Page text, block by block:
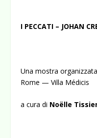
I PECCATI – JOHAN
Una mostra
Rome — Villa Médicis
a cura di Noëlle